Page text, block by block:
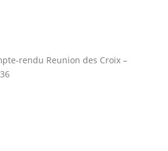
rendu Reunion des Croix –